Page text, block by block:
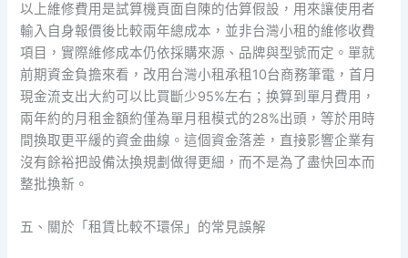
以上維修費用是試算機頁面自陳的估算假設，用來讓使用者
輸入自身報價後比較兩年總成本，並非台灣小租的維修收費
項目，實際維修成本仍依採購來源、品牌與型號而定。單就
前期資金負擔來看，改用台灣小租承租10台商務筆電，首月
現金流支出大約可以比買斷少95%左右；换算到單月費用，
兩年約的月租金額約僅為單月租模式的28%出頭，等於用時
間換取更平緩的資金曲線。這個資金落差，直接影響企業有
沒有餘裕把設備汰換規劃做得更細，而不是為了盡快回本而
整批換新。
五、關於「租賃比較不環保」的常見誤解